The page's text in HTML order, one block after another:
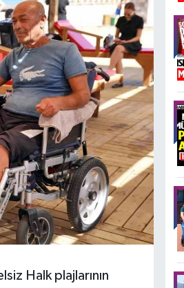
Halk plajlarının